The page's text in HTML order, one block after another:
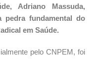
Adriano Massuda,
pedra fundamental do
em Saúde.
pelo CNPEM, foi